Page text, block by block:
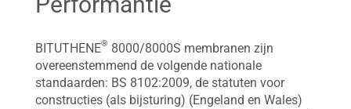
BITUTHENE® 8000/8000S membranen zijn
overeenstemmend de volgende nationale
standaarden: BS 8102:2009, de statuten voor
constructies (als bijsturing) (Engeland en Wales)